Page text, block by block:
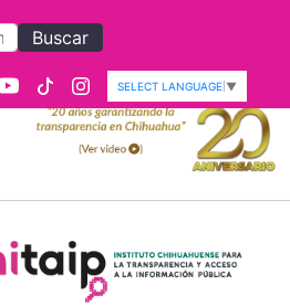
Buscar
SELECT LANGUAGE ▼